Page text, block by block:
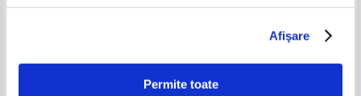
Afişare
Permite toate